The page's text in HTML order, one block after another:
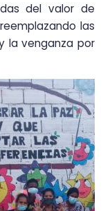
del valor de
las
la venganza por